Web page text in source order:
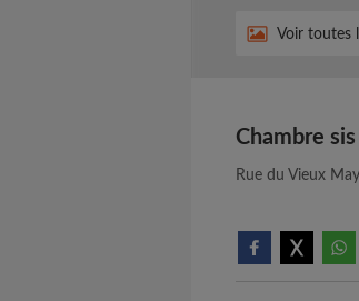
Voir toutes
Chambre
Rue du Vieux